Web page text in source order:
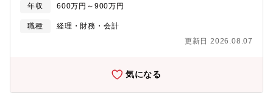
備・業務改善・税務業務・社内システムの移行・会計システムの
運用改善を通じて経理業務の効率化・経営層や他部門と連携し、
財務情報を活用した経営判断のサポート・部下の育成【募集背
景】事業拡大に伴い、営業組織の強化を目的とした増員募集とな
数字に強く、正確性・スピード感を持って業務を推進できる方・
年収 600万円～900万円
職種
経理・財務・会計
更新日 2026.08.07
気になる